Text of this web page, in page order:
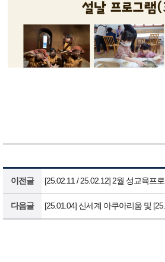
이전글 [25.02.11 / 25.02.12] 2월 성교육프
다음글 [25.01.04] 신세계 아쿠아리움 및